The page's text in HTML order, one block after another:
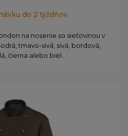
do 2 týždňov
na nosenie so sieťovinou v
tmavo-sivá, sivá, bordová,
čierna alebo biel...